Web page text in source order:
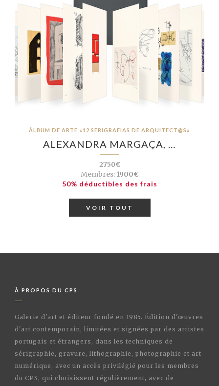
ÁLBUM DE ARTE «12 SERIGRAFIAS DE ARQUITECT@S»
ALEXANDRA MARGAÇA, …
2750€
Membres:1900€
50% déductibles des frais
VOIR TOUT
À PROPOS DU CPS
Galerie d'art et éditeur fondé en 1985. Édition d'œuvres
d'art contemporain, limitées et signées par des artistes
portugais et étrangers, dans les techniques de
sérigraphie, gravure, lithographie, photographie et art
numérique, avec un accès privilégié pour les membres
du CPS, qui choisissent régulièrement, avec de